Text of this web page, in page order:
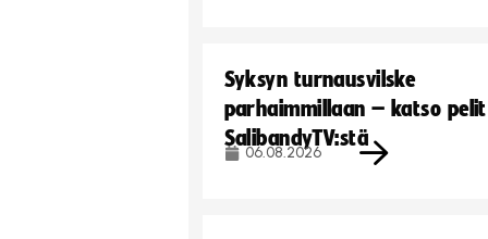
Syksyn turnausvilske
parhaimmillaan – katso pelit
SalibandyTV:stä
06.08.2026